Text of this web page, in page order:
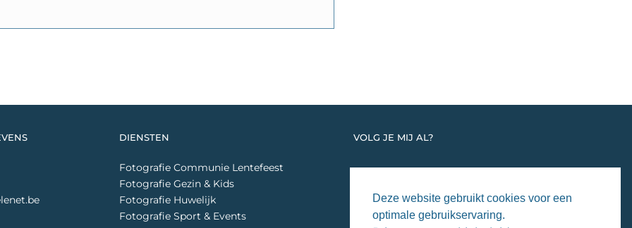
DIENSTEN
Fotografie Communie Lentefeest
Fotografie Gezin & Kids
Fotografie Huwelijk
Fotografie Sport & Events
VOLG JE MIJ AL?
Deze website gebruikt cookies voor een
optimale gebruikservaring.